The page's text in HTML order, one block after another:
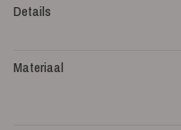
Details
Materiaal